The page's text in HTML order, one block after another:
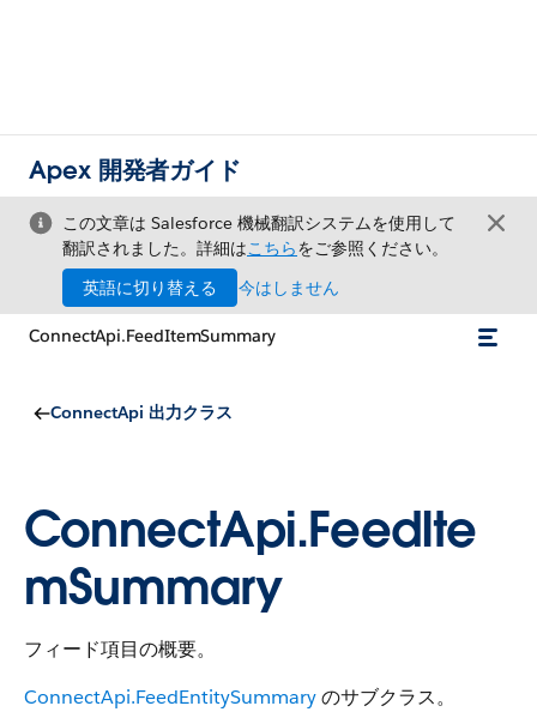
Apex 開発者ガイド
この文章は Salesforce 機械翻訳システムを使用して
翻訳されました。詳細はこちらをご参照ください。
英語に切り替える
今はしません
ConnectApi.FeedItemSummary
ConnectApi 出力クラス
ConnectApi.FeedIte
mSummary
フィード項目の概要。
ConnectApi.FeedEntitySummaryのサブクラス。